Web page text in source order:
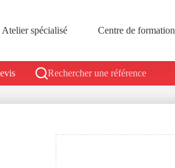
Atelier spécialisé Centre de formation
Rechercher une référence